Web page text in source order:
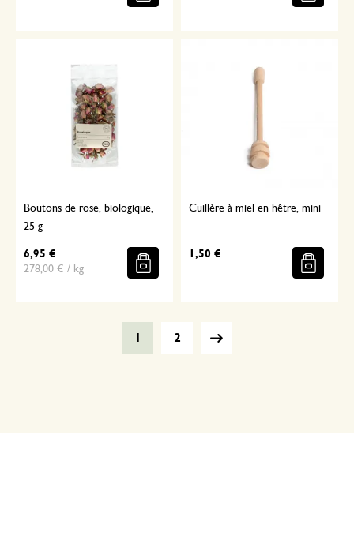
Boutons de rose, biologique,
25 g
6,95 €
278,00 € / kg
Cuillère à miel en hêtre, mini
1,50 €
2